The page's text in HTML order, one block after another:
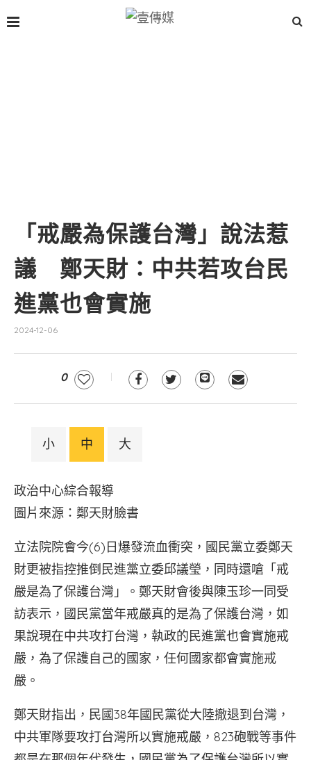
「戒嚴為保護台灣」說法惹
議 鄭天財：中共若攻台民
進黨也會實施
2024-12-06
0
小 中 大
政治中心綜合報導
圖片來源：鄭天財臉書
立法院院會今(6)日爆發流血衝突，國民黨立委鄭天
財更被指控推倒民進黨立委邱議瑩，同時還嗆「戒
嚴是為了保護台灣」。鄭天財會後與陳玉珍一同受
訪表示，國民黨當年戒嚴真的是為了保護台灣，如
果說現在中共攻打台灣，執政的民進黨也會實施戒
嚴，為了保護自己的國家，任何國家都會實施戒
嚴。
鄭天財指出，民國38年國民黨從大陸撤退到台灣，
中共軍隊要攻打台灣所以實施戒嚴，823砲戰等事件